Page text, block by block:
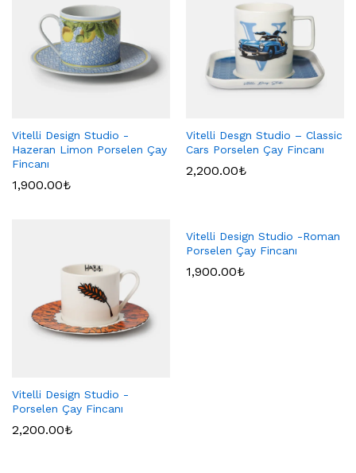
Vitelli Design Studio -
Hazeran Limon Porselen Çay
Fincanı
1,900.00₺
Vitelli Desgn Studio – Classic
Cars Porselen Çay Fincanı
2,200.00₺
Vitelli Design Studio -
Porselen Çay Fincanı
2,200.00₺
Vitelli Design Studio -Roman
Porselen Çay Fincanı
1,900.00₺